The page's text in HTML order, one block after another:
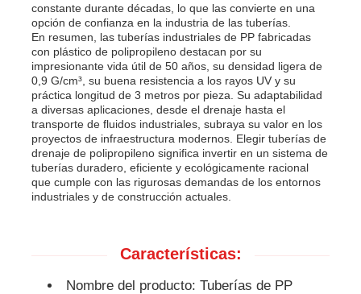
constante durante décadas, lo que las convierte en una
opción de confianza en la industria de las tuberías.
En resumen, las tuberías industriales de PP fabricadas
con plástico de polipropileno destacan por su
impresionante vida útil de 50 años, su densidad ligera de
0,9 G/cm³, su buena resistencia a los rayos UV y su
práctica longitud de 3 metros por pieza. Su adaptabilidad
a diversas aplicaciones, desde el drenaje hasta el
transporte de fluidos industriales, subraya su valor en los
proyectos de infraestructura modernos. Elegir tuberías de
drenaje de polipropileno significa invertir en un sistema de
tuberías duradero, eficiente y ecológicamente racional
que cumple con las rigurosas demandas de los entornos
industriales y de construcción actuales.
Características:
Nombre del producto: Tuberías de PP